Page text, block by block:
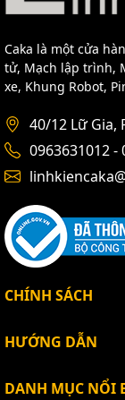
Caka là một cửa
tử, Mạch lập trình,
xe, Khung Robot,
40/12 Lữ Gia,
0963631012 -
CHÍNH SÁCH
HƯỚNG DẪN
DANH MỤC NỔI